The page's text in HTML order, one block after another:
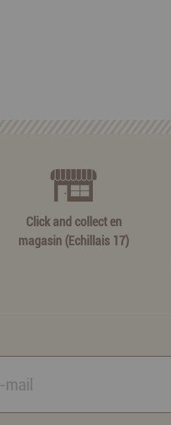
Click and collect en
magasin (Echillais 17)